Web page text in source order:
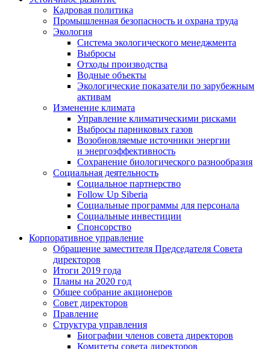
Кадровая политика
Промышленная безопасность и охрана труда
Экология
Система экологического менеджмента
Выбросы
Отходы производства
Водные объекты
Экологические показатели по зарубежным
активам
Изменение климата
Управление климатическими рисками
Выбросы парниковых газов
Возобновляемые источники энергии
и энергоэффективность
Сохранение биологического разнообразия
Социальная деятельность
Социальное партнерство
Follow Up Siberia
Социальные программы для персонала
Социальные инвестиции
Спонсорство
Корпоративное управление
Обращение заместителя Председателя Совета
директоров
Итоги 2019 года
Планы на 2020 год
Общее собрание акционеров
Совет директоров
Правление
Структура управления
Биографии членов совета директоров
Комитеты совета директоров